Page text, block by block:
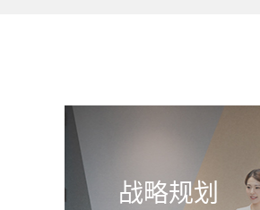
战略规划